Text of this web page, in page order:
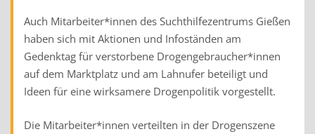
Auch Mitarbeiter*innen des Suchthilfezentrums Gießen
haben sich mit Aktionen und Infoständen am
Gedenktag für verstorbene Drogengebraucher*innen
auf dem Marktplatz und am Lahnufer beteiligt und
Ideen für eine wirksamere Drogenpolitik vorgestellt.
Die Mitarbeiter*innen verteilten in der Drogenszene